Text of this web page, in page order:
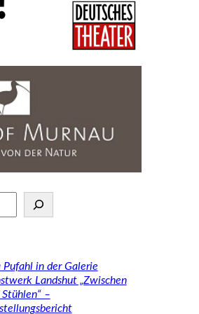
Pufahl in der Galerie
Landshut „Zwischen
–